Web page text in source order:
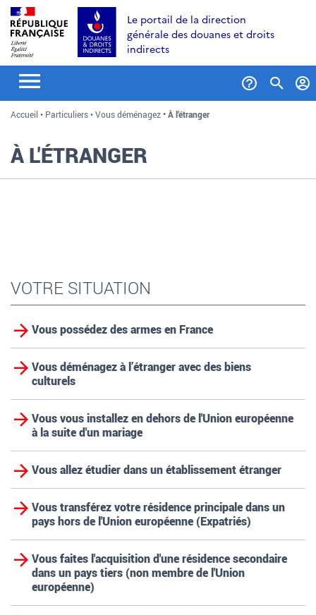
Aller
au
contenu
Aller
recherche
Aller
au
menu
Le portail de la direction
générale des douanes et droits
indirects
Accueil Particuliers Vous déménagez À l'étranger
À L'ÉTRANGER
VOTRE SITUATION
Vous possédez des armes en France
Vous déménagez à l’étranger avec des biens
culturels
Vous vous installez en dehors de l'Union européenne
à la suite d'un mariage
Vous allez étudier dans un établissement étranger
Vous transférez votre résidence principale dans un
pays hors de l'Union européenne (Expatriés)
Vous faites l'acquisition d'une résidence secondaire
dans un pays tiers (non membre de l'Union
européenne)